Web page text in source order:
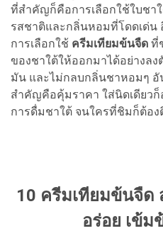
ที่สำคัญก็คือการเลือกใช้ใบชา
รสชาติและกลิ่นหอมที่โดดเด่น
การเลือกใช้ ครีมเทียมข้นจืด ที่
ของชาใต้ให้ออกมาได้อย่างล
มัน และไม่กลบกลิ่นชาหอมๆ อั
สำคัญคือคุ้มราคา ใส่นิดเดียวก็
การดื่มชาใต้ จนใครที่ชิมก็ต้อง
10 ครีมเทียมข้นจืด
อร่อย เข้